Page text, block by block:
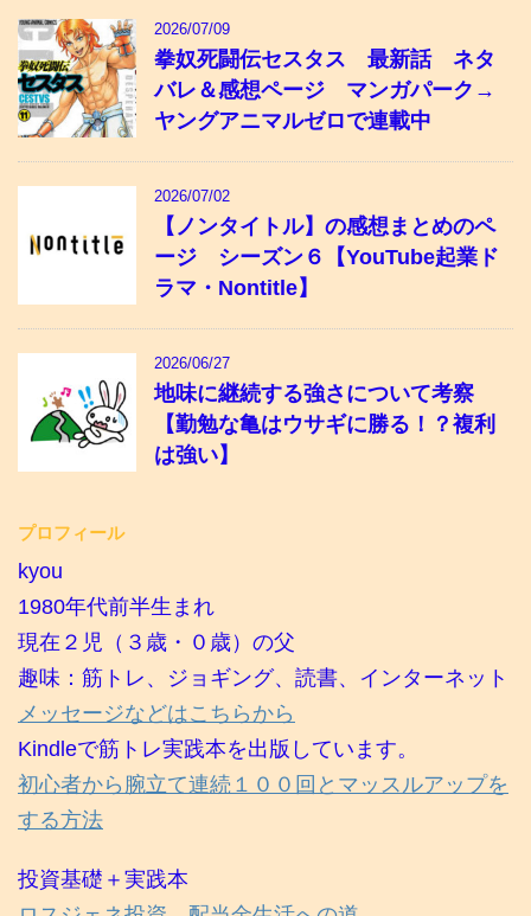
2026/07/09
拳奴死闘伝セスタス 最新話 ネタ
バレ＆感想ページ マンガパーク→
ヤングアニマルゼロで連載中
2026/07/02
【ノンタイトル】の感想まとめのペ
ージ シーズン６【YouTube起業ド
ラマ・Nontitle】
2026/06/27
地味に継続する強さについて考察
【勤勉な亀はウサギに勝る！？複利
は強い】
プロフィール
kyou
1980年代前半生まれ
現在２児（３歳・０歳）の父
趣味：筋トレ、ジョギング、読書、インターネット
メッセージなどはこちらから
Kindleで筋トレ実践本を出版しています。
初心者から腕立て連続１００回とマッスルアップを
する方法
投資基礎＋実践本